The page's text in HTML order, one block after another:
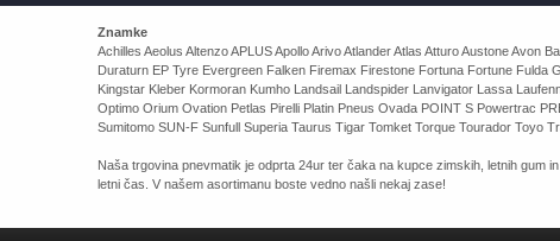
Znamke
Achilles Aeolus Altenzo APLUS Apollo Arivo Atlander Atlas Atturo Austone
Duraturn EP Tyre Evergreen Falken Firemax Firestone Fortuna Fortune Fulda
Kingstar Kleber Kormoran Kumho Landsail Landspider Lanvigator Lassa
Optimo Orium Ovation Petlas Pirelli Platin Pneus Ovada POINT S Powertrac
Sumitomo SUN-F Sunfull Superia Taurus Tigar Tomket Torque Tourador Toyo
Naša trgovina pnevmatik je odprta 24ur ter čaka na kupce zimskih, letnih gum
letni čas. V našem asortimanu boste vedno našli nekaj zase!